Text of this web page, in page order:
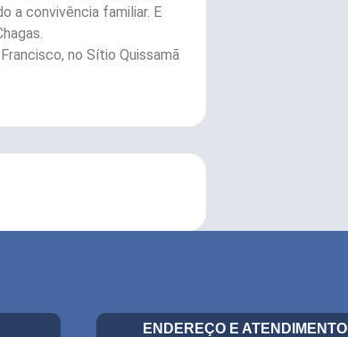
a convivência familiar. E
no Sítio Quissamã
ENDEREÇO E ATENDIMENTO